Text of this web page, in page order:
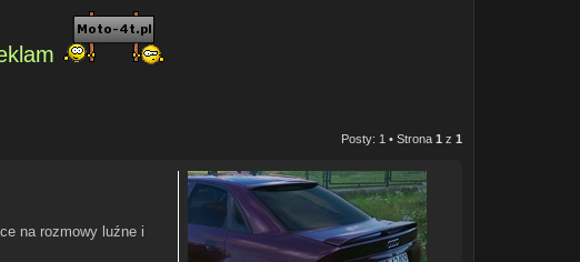
Posty: 1 • Strona 1 z 1
na rozmowy luźne i